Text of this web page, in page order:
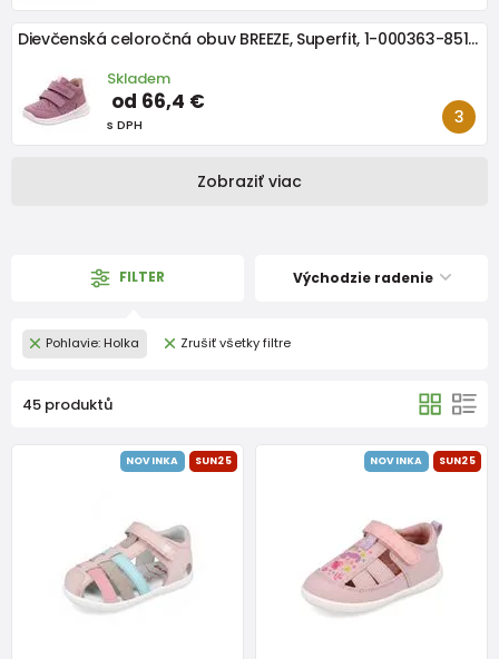
Dievčenská celoročná obuv BREEZE, Superfit, 1-000363-8510, ružová
Skladem
od 66,4 €
s DPH
Zobraziť viac
FILTER Východzie radenie
Pohlavie: Holka Zrušiť všetky filtre
45 produktů
NOVINKA SUN25 NOVINKA SUN25